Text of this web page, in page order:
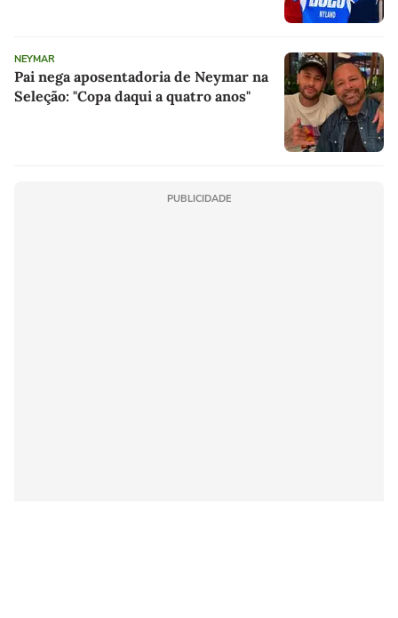
NEYMAR
Pai nega aposentadoria de Neymar na
Seleção: "Copa daqui a quatro anos"
PUBLICIDADE